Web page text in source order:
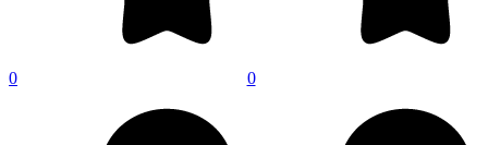
0 0